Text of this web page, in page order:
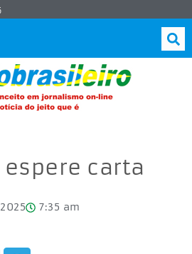
espere carta
7:35 am